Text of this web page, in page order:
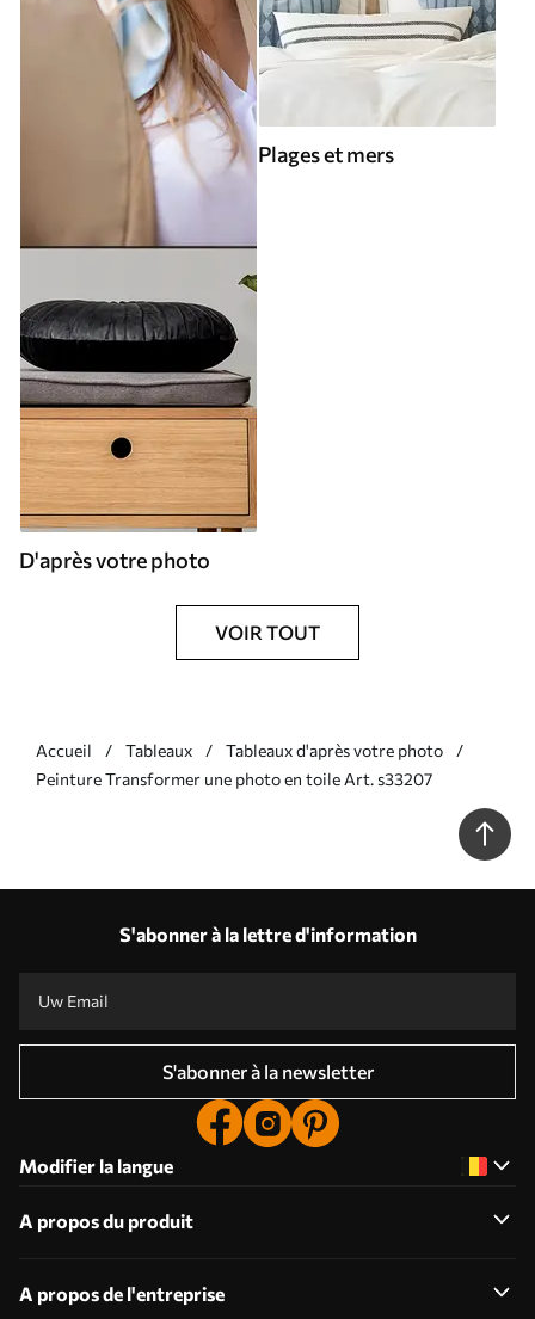
D'après votre photo
Plages et mers
VOIR TOUT
Accueil Tableaux
Tableaux d'après votre photo
Peinture Transformer une photo en toile Art. s33207
S'abonner à la lettre d'information
S'abonner à la newsletter
Modifier la langue
A propos du produit
A propos de l'entreprise